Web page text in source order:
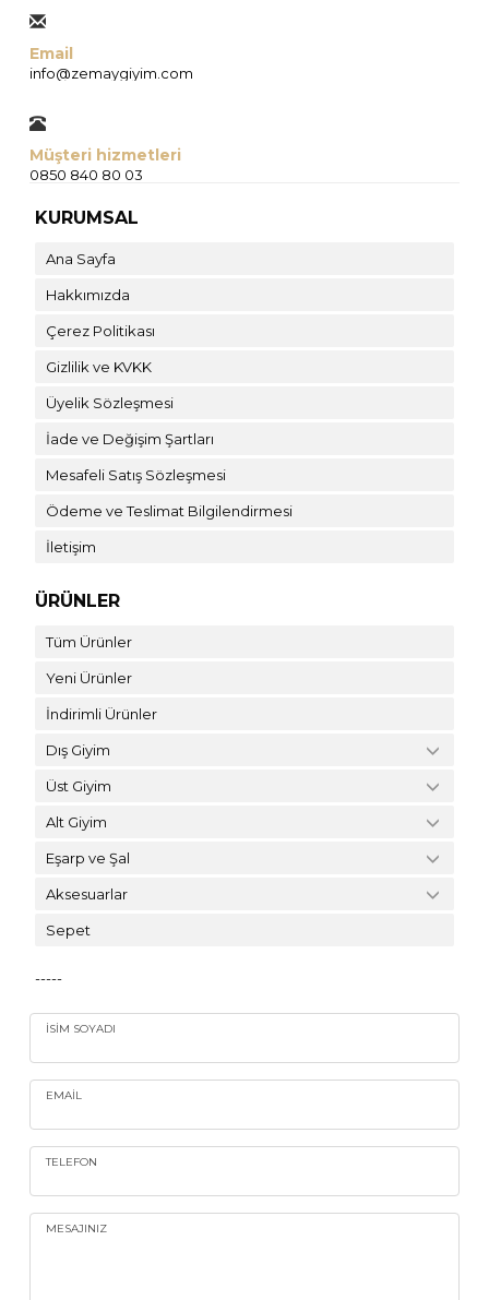
Email
info@zemaygiyim.com
Müşteri hizmetleri
0850 840 80 03
KURUMSAL
Ana Sayfa
Hakkımızda
Çerez Politikası
Gizlilik ve KVKK
Üyelik Sözleşmesi
İade ve Değişim Şartları
Mesafeli Satış Sözleşmesi
Ödeme ve Teslimat Bilgilendirmesi
İletişim
ÜRÜNLER
Tüm Ürünler
Yeni Ürünler
İndirimli Ürünler
Dış Giyim
Üst Giyim
Alt Giyim
Eşarp ve Şal
Aksesuarlar
Sepet
-----
İSIM SOYADI
EMAIL
TELEFON
MESAJINIZ